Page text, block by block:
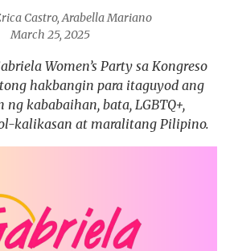
Castro,Arabella Mariano
March 25, 2025
Women’s Party sa Kongreso
hakbangin para itaguyod ang
ng kababaihan, bata, LGBTQ+,
kalikasan at maralitang Pilipino.